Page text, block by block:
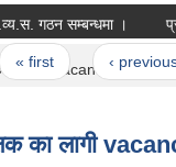
गठन सम्बन्धमा ।
« first ‹ previous
का लागी vacancy
का लागी